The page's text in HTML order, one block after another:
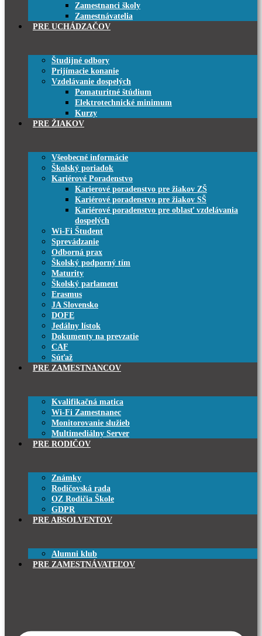
Zamestnanci školy
Zamestnávatelia
PRE UCHÁDZAČOV
Študijné odbory
Prijímacie konanie
Vzdelávanie dospelých
Pomaturitné štúdium
Elektrotechnické minimum
Kurzy
PRE ŽIAKOV
Všeobecné informácie
Školský poriadok
Kariérové Poradenstvo
Karierové poradenstvo pre žiakov ZŠ
Kariérové poradenstvo pre žiakov SŠ
Kariérové poradenstvo pre oblasť vzdelávania
dospelých
Wi-Fi Študent
Sprevádzanie
Odborná prax
Školský podporný tím
Maturity
Školský parlament
Erasmus
JA Slovensko
DOFE
Jedálny lístok
Dokumenty na prevzatie
CAF
Súťaž
PRE ZAMESTNANCOV
Kvalifikačná matica
Wi-Fi Zamestnanec
Monitorovanie služieb
Multimediálny Server
PRE RODIČOV
Známky
Rodičovská rada
OZ Rodičia Škole
GDPR
PRE ABSOLVENTOV
Alumni klub
PRE ZAMESTNÁVATEĽOV